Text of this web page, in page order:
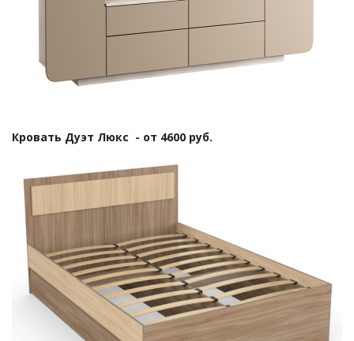
Кровать Дуэт Люкс - от 4600 руб.